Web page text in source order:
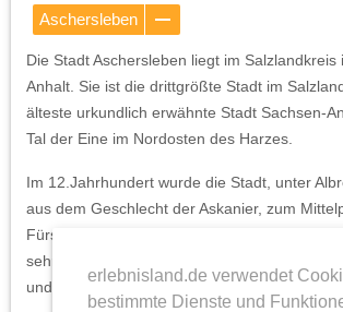
erlebnisland.de verwendet
bestimmte Dienste und
Aschersleben
Die Stadt Aschersleben liegt im Salzlandkreis
Anhalt. Sie ist die drittgrößte Stadt im
älteste urkundlich erwähnte Stadt Sachsen-
Tal der Eine im Nordosten des Harzes.
Im 12.Jahrhundert wurde die Stadt, unter
aus dem Geschlecht der Askanier, zum
Fürstentum Anhalt. Aschersleben besitzt
sehr gut erhaltene Stadtbefestigungsanlage,
und Gärten sowie ein Planetarium.